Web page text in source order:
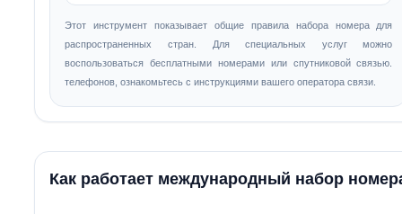
Этот инструмент показывает общие правила набора номера для
распространенных стран. Для специальных услуг можно
воспользоваться бесплатными номерами или спутниковой связью.
телефонов, ознакомьтесь с инструкциями вашего оператора связи.
Как работает международный набор